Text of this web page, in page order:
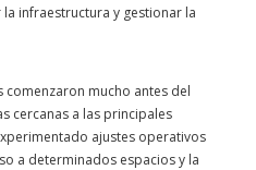
infraestructura y gestionar la
comenzaron mucho antes del
cercanas a las principales
ajustes operativos
a determinados espacios y la